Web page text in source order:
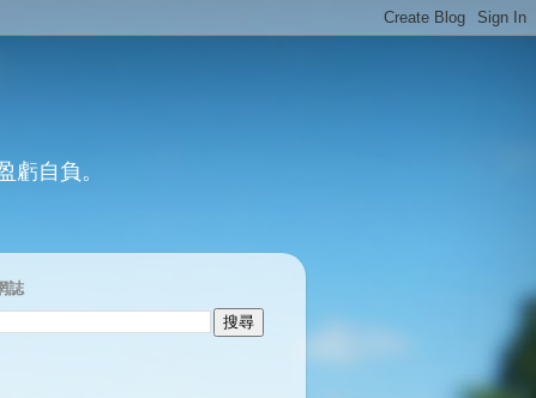
虧自負。
誌